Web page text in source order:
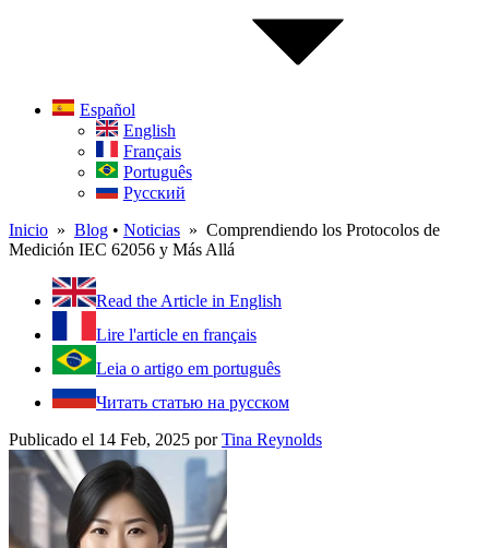
Español
English
Français
Português
Русский
Inicio » Blog • Noticias » Comprendiendo los Protocolos de
Medición IEC 62056 y Más Allá
Read the Article in English
Lire l'article en français
Leia o artigo em português
Читать статью на русском
Publicado el 14 Feb, 2025 porTina Reynolds